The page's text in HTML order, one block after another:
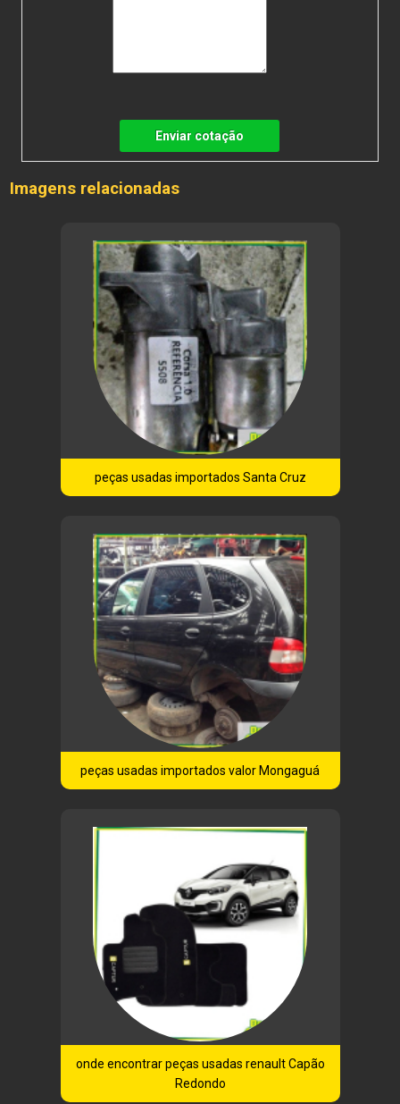
Enviar cotação
Imagens relacionadas
peças usadas importados Santa Cruz
peças usadas importados valor Mongaguá
onde encontrar peças usadas renault Capão
Redondo